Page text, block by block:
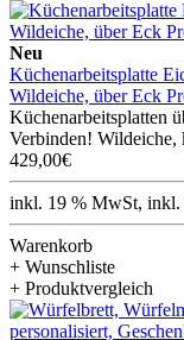
Neu
Küchenarbeitsplatte
Wildeiche, über Eck
Küchenarbeitsplatten
Verbinden! Wildeiche,
429,00€
inkl. 19 % MwSt, inkl.
Warenkorb
+ Wunschliste
+ Produktvergleich